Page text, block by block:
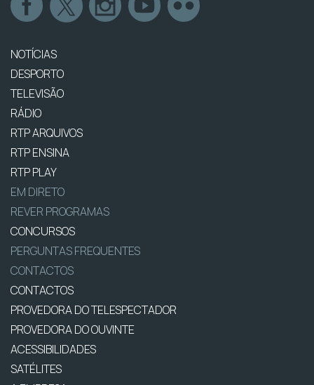
NOTÍCIAS
DESPORTO
TELEVISÃO
RÁDIO
RTP ARQUIVOS
RTP ENSINA
RTP PLAY
EM DIRETO
REVER PROGRAMAS
CONCURSOS
PERGUNTAS FREQUENTES
CONTACTOS
CONTACTOS
PROVEDORA DO TELESPECTADOR
PROVEDORA DO OUVINTE
ACESSIBILIDADES
SATÉLITES